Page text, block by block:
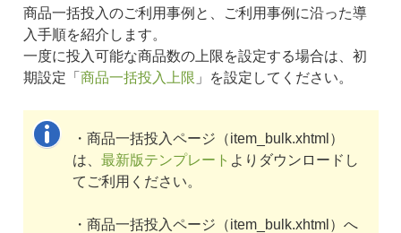
商品一括投入のご利用事例と、ご利用事例に沿った導
入手順を紹介します。
一度に投入可能な商品数の上限を設定する場合は、初
期設定「 商品一括投入上限 」を設定してください。
・商品一括投入ページ（item_bulk.xhtml）
は、 最新版テンプレート よりダウンロードし
てご利用ください。
・商品一括投入ページ（item_bulk.xhtml）へ